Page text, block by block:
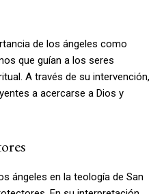
de los ángeles como
que guían a los seres
A través de su intervención,
a acercarse a Dios y
ángeles en la teología de San